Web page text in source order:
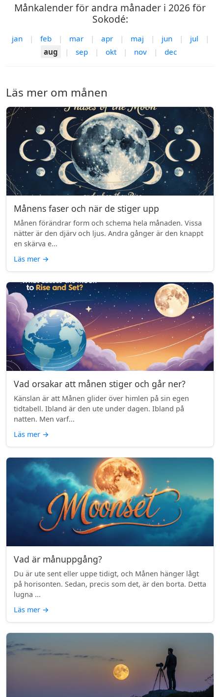
Månkalender för andra månader i 2026 för
Sokodé:
jan | feb | mar | apr | maj | jun | jul
|
aug
| sep | okt | nov | dec
Läs mer om månen
Månens faser och när de stiger upp
Månen förändrar form och schema hela månaden. Vissa
nätter är den djärv och ljus. Andra gånger är den knappt
en skärva e...
Läs mer →
Vad orsakar att månen stiger och går ner?
Känslan är att Månen glider över himlen på sin egen
tidtabell. Ibland är den ute under dagen. Ibland på
natten. Men varf...
Läs mer →
Vad är månuppgång?
Du är ute sent eller uppe tidigt, och Månen hänger lågt
på horisonten. Sedan, precis som det, är den borta. Detta
lugna ...
Läs mer →